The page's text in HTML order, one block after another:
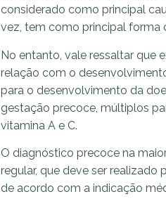
considerado como principal
vez, tem como principal forma
No entanto, vale ressaltar que
relação com o
para o desenvolvimento da
gestação precoce, múltiplos
vitamina A e C.
O diagnóstico precoce na
regular, que deve ser
de acordo com a indicação